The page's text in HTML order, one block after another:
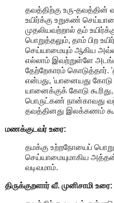
தவத்திற்கு உரு-தவத்தின்
உயிர்க்கு உறுகண்
முதலியவற்றால் தம்
பொறுத்தலும், தாம் பிற
செய்யாமையும் ஆகிய
எல்லாம் இவற்றுள்ளே
தேற்றேகாரம் கொடுத்தார்.
என்பது, 'யானையது கோடு
யானைக்குக் கோடு
பொருட்கண் நான்காவது
தவத்தினது இலக்கணம்
மணக்குடவர் உரை:
தமக்கு உற்றநோயைப்
செய்யாமையுமாகிய
வடிவமாம்.
திருக்குறளார் வீ. முனிசாமி உரை: